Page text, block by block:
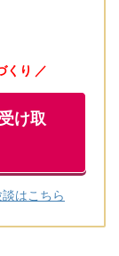
くり ／
け取
はこちら